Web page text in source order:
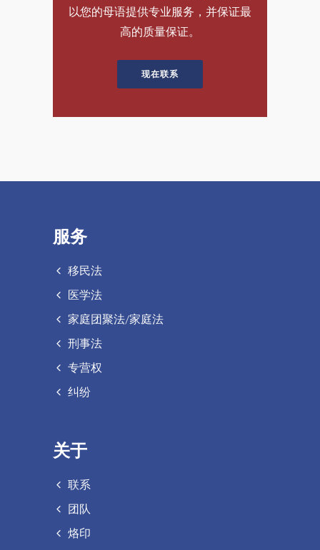
以您的母语提供专业服务，并保证最
高的质量保证。
现在联系
服务
移民法
医学法
家庭团聚法/家庭法
刑事法
专营权
纠纷
关于
联系
团队
烙印